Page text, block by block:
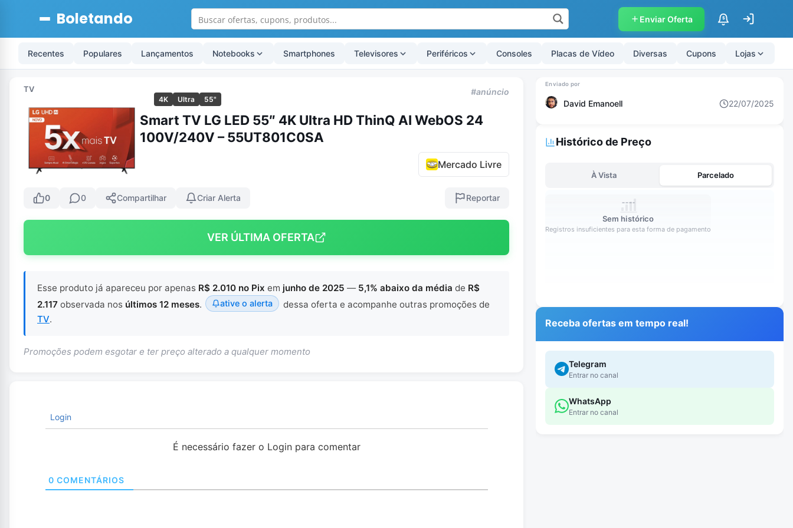
Boletando Enviar Oferta $
Recentes Populares Lançamentos Notebooks Smartphones Televisores Periféricos Consoles Placas de Vídeo Diversas Cupons Lojas
TV
4K Ultra 55"
#anúncio
Smart TV LG LED 55″ 4K Ultra HD ThinQ AI WebOS 24
100V/240V – 55UT801C0SA
Mercado Livre
0 0 Compartilhar Criar Alerta Reportar
VER ÚLTIMA OFERTA
Esse produto já apareceu por apenas R$ 2.010 no Pix em junho de 2025 — 5,1% abaixo da média de R$
2.117 observada nos últimos 12 meses. ative o alerta
dessa oferta e acompanhe outras promoções de
TV.
Promoções podem esgotar e ter preço alterado a qualquer momento
Login
É necessário fazer o Login para comentar
0 COMENTÁRIOS
David Emanoell 22/07/2025
Histórico de Preço
À Vista Parcelado
Sem histórico
Registros insuficientes para esta forma de pagamento
Receba ofertas em tempo real!
Telegram
Entrar no canal
WhatsApp
Entrar no canal